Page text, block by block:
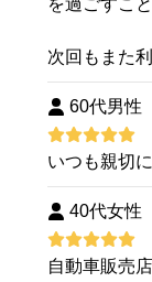
を過ごすこ
次回もまた
60代男性
いつも親切
40代女性
自動車販売